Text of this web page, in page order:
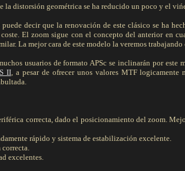
la distorsión geométrica se ha reducido un poco y el
decir que la renovación de este clásico se ha
El zoom sigue con el concepto del anterior en
La mejor cara de este modelo la veremos
usuarios de formato APSc se inclinarán por
II, a pesar de ofrecer unos valores MTF
correcta, dado el posicionamiento del zoom.
rápido y sistema de estabilización excelente.
excelentes.